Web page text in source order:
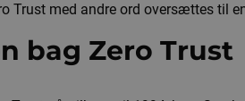
Trust med andre ord oversættes til
bag Zero Trust